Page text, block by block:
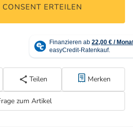
CONSENT ERTEILEN
Teilen Merken
zum Artikel